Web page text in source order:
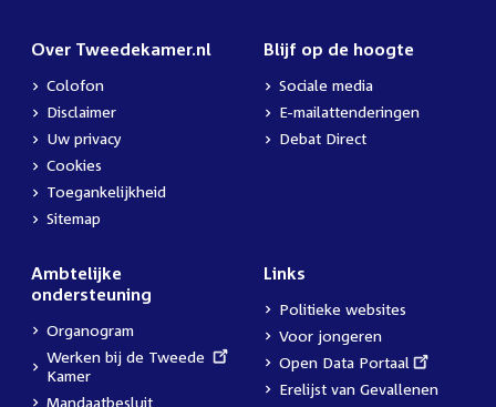
Over Tweedekamer.nl
Colofon
Disclaimer
Uw privacy
Cookies
Toegankelijkheid
Sitemap
Blijf op de hoogte
Sociale media
E-mailattenderingen
Debat Direct
Ambtelijke
ondersteuning
Organogram
External
link:
Werken bij de Tweede
Kamer
Mandaatbesluit
Links
Politieke websites
Voor jongeren
External
link:
Open Data Portaal
Erelijst van Gevallenen